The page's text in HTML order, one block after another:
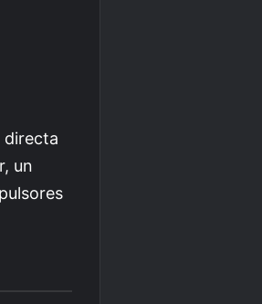
directa
un